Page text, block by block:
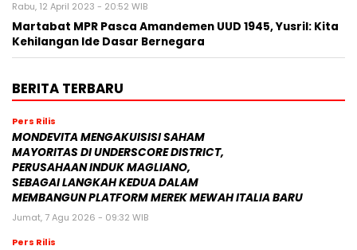
Rabu, 12 April 2023 - 20:52 WIB
Martabat MPR Pasca Amandemen UUD 1945, Yusril: Kita
Kehilangan Ide Dasar Bernegara
BERITA TERBARU
Pers Rilis
MONDEVITA MENGAKUISISI SAHAM
MAYORITAS DI UNDERSCORE DISTRICT,
PERUSAHAAN INDUK MAGLIANO,
SEBAGAI LANGKAH KEDUA DALAM
MEMBANGUN PLATFORM MEREK MEWAH ITALIA BARU
Jumat, 7 Agu 2026 - 09:32 WIB
Pers Rilis